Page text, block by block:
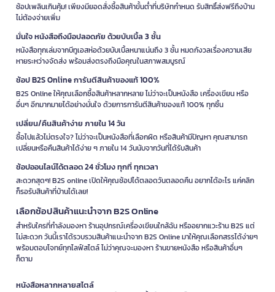
ช้อปเพลินเกินคุ้ม! เพียงมียอดสั่งซื้อสินค้าขั้นต่ำที่บริษัทกำหนด รับสิทธิ์ส่งฟรีถึงบ้าน
ไม่ต้องจ่ายเพิ่ม
มั่นใจ หนังสือถึงมือปลอดภัย ด้วยบับเบิ้ล 3 ชั้น
หนังสือทุกเล่มจากบีทูเอสห่อด้วยบับเบิ้ลหนาแน่นถึง 3 ชั้น หมดกังวลเรื่องความเสีย
หายระหว่างจัดส่ง พร้อมส่งตรงถึงมือคุณในสภาพสมบูรณ์
ช้อป B2S Online การันตีสินค้าของแท้ 100%
B2S Online ให้คุณเลือกซื้อสินค้าหลากหลาย ไม่ว่าจะเป็นหนังสือ เครื่องเขียน หรือ
อื่นๆ อีกมากมายได้อย่างมั่นใจ ด้วยการการันตีสินค้าของแท้ 100% ทุกชิ้น
เปลี่ยน/คืนสินค้าง่าย ภายใน 14 วัน
ซื้อไปแล้วไม่ตรงใจ? ไม่ว่าจะเป็นหนังสือที่เลือกผิด หรือสินค้ามีปัญหา คุณสามารถ
เปลี่ยนหรือคืนสินค้าได้ง่าย ๆ ภายใน 14 วันนับจากวันที่ได้รับสินค้า
ช้อปออนไลน์ได้ตลอด 24 ชั่วโมง ทุกที่ ทุกเวลา
สะดวกสุดๆ! B2S online เปิดให้คุณช้อปได้ตลอดวันตลอดคืน อยากได้อะไร แค่คลิก
ก็รอรับสินค้าที่บ้านได้เลย!
เลือกช้อปสินค้าแนะนำจาก B2S Online
สำหรับใครที่กำลังมองหา ร้านอุปกรณ์เครื่องเขียนใกล้ฉัน หรืออยากแวะร้าน B2S แต่
ไม่สะดวก วันนี้เราได้รวบรวมสินค้าแนะนำจาก B2S Online มาให้คุณเลือกสรรได้ง่ายๆ
พร้อมตอบโจทย์ทุกไลฟ์สไตล์ ไม่ว่าคุณจะมองหา ร้านขายหนังสือ หรือสินค้าอื่นๆ
ก็ตาม
หนังสือหลากหลายสไตล์